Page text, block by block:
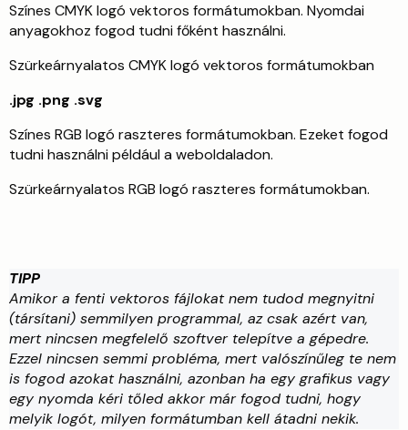
Színes CMYK logó vektoros formátumokban. Nyomdai
anyagokhoz fogod tudni főként használni.
Szürkeárnyalatos CMYK logó vektoros formátumokban
.jpg .png .svg
Színes RGB logó raszteres formátumokban. Ezeket fogod
tudni használni például a weboldaladon.
Szürkeárnyalatos RGB logó raszteres formátumokban.
TIPP
Amikor a fenti vektoros fájlokat nem tudod megnyitni
(társítani) semmilyen programmal, az csak azért van,
mert nincsen megfelelő szoftver telepítve a gépedre.
Ezzel nincsen semmi probléma, mert valószínűleg te nem
is fogod azokat használni, azonban ha egy grafikus vagy
egy nyomda kéri tőled akkor már fogod tudni, hogy
melyik logót, milyen formátumban kell átadni nekik.